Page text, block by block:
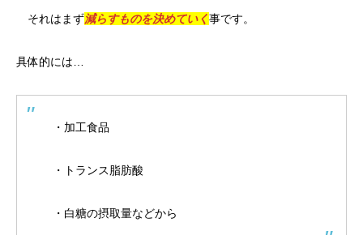
それはまず減らすものを決めていく事です。
具体的には…
・加工食品
・トランス脂肪酸
・白糖の摂取量などから